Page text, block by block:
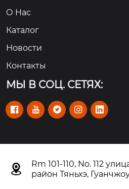
О Hас
Каталог
Новости
Контакты
МЫ В СОЦ. СЕТЯХ:
    

Rm 101-110, No. 112
район Тяньхэ,